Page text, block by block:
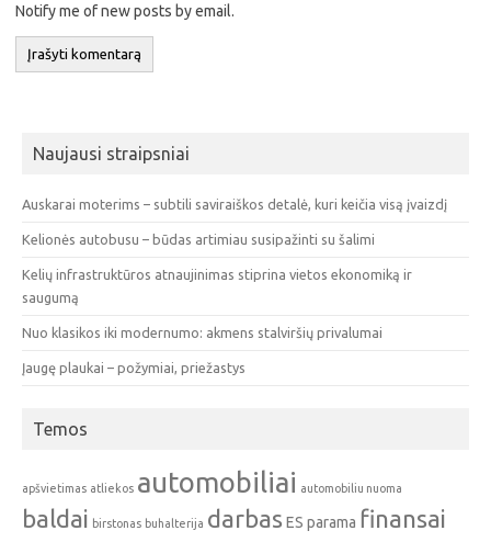
Notify me of new posts by email.
Naujausi straipsniai
Auskarai moterims – subtili saviraiškos detalė, kuri keičia visą įvaizdį
Kelionės autobusu – būdas artimiau susipažinti su šalimi
Kelių infrastruktūros atnaujinimas stiprina vietos ekonomiką ir
saugumą
Nuo klasikos iki modernumo: akmens stalviršių privalumai
Įaugę plaukai – požymiai, priežastys
Temos
apšvietimas atliekos automobiliai automobiliu nuoma
baldai birstonas buhalterija darbas ES parama finansai